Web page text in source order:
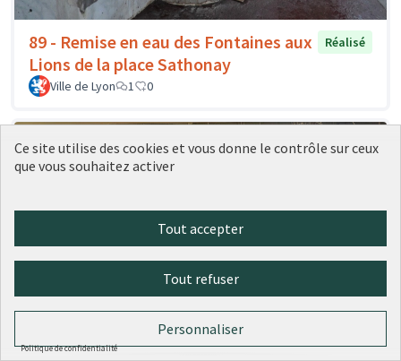
89 - Remise en eau des Fontaines aux
Lions de la place Sathonay
Réalisé
Ville de Lyon 1 0
107 - Un éclairage à détection de
présence boulevard de Balmont
Ce site utilise des cookies et vous donne le contrôle sur ceux
que vous souhaitez activer
Tout accepter
Tout refuser
Personnaliser
Politique de confidentialité